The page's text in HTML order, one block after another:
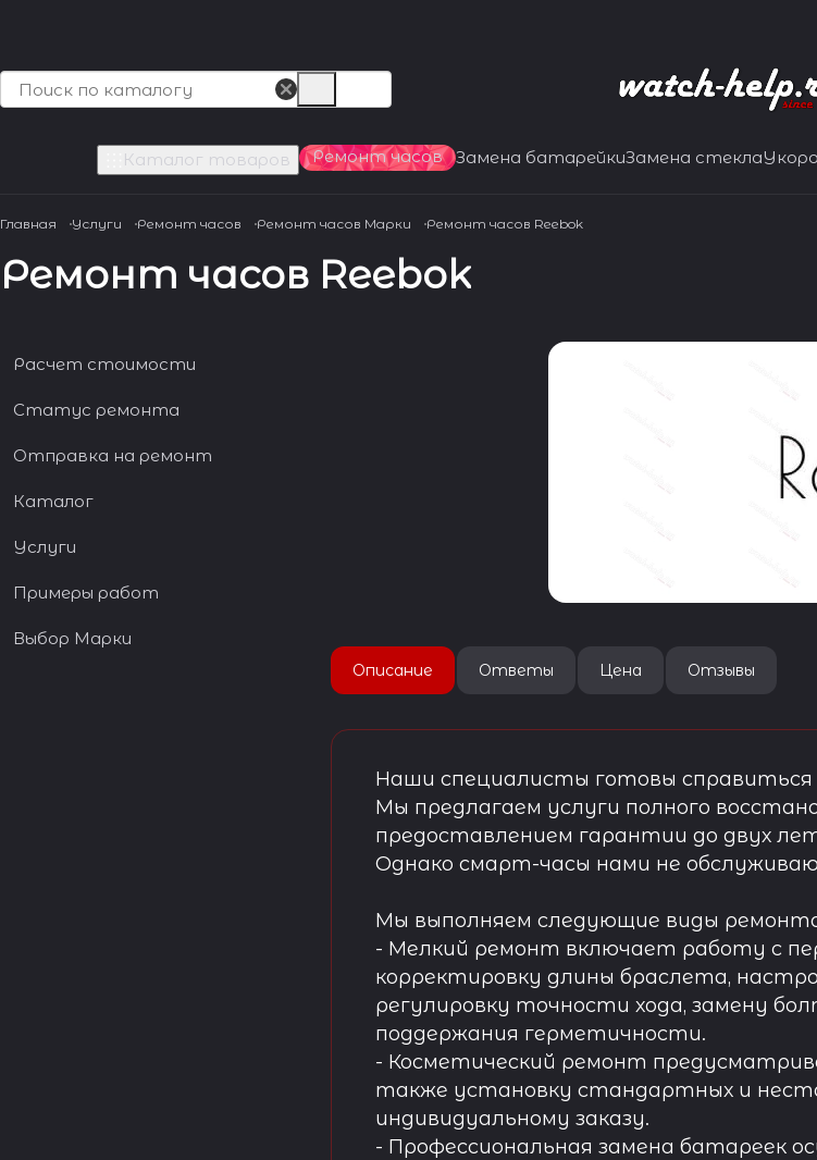
Каталог товаров Ремонт часов Замена батарейкиЗамена стекла
Главная Услуги Ремонт часов Ремонт часов Марки Ремонт часов Reebok
Ремонт часов Reebok
Описание Ответы Цена Отзывы
Наши специалисты готовы справиться
Мы предлагаем услуги полного
предоставлением гарантии до двух
Однако смарт-часы нами не
Мы выполняем следующие виды
- Мелкий ремонт включает работу с
корректировку длины браслета,
регулировку точности хода, замену
поддержания герметичности.
- Косметический ремонт
также установку стандартных и
индивидуальному заказу.
- Профессиональная замена батареек
Расчет стоимости
Статус ремонта
Отправка на ремонт
Каталог
Услуги
Примеры работ
Выбор Марки